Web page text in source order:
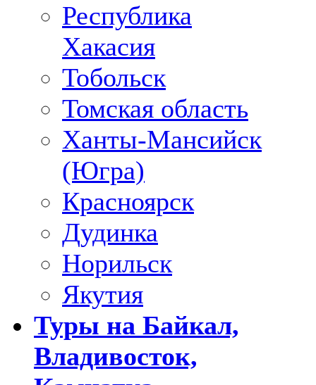
Республика
Хакасия
Тобольск
Томская область
Ханты-Мансийск
(Югра)
Красноярск
Дудинка
Норильск
Якутия
Туры на Байкал,
Владивосток,